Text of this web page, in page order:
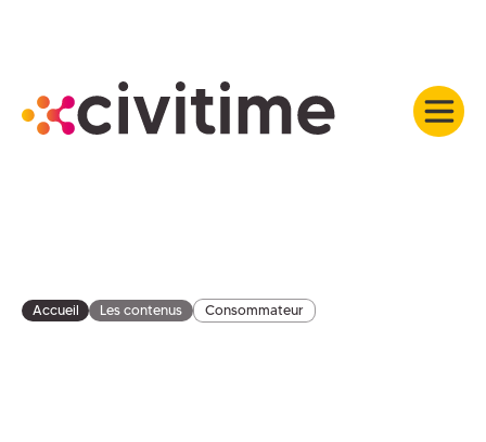
Accueil Les contenus Consommateur